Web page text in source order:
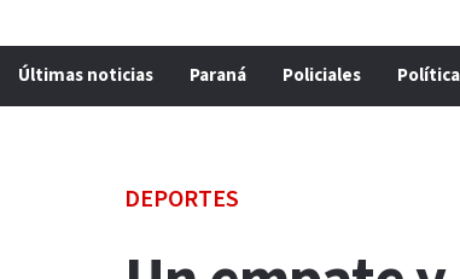
Últimas noticias Paraná Policiales Política
DEPORTES